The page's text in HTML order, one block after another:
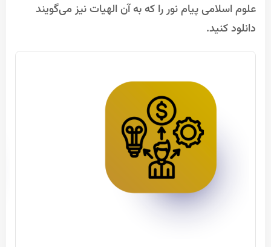
علوم اسلامی پیام نور را که به آن الهیات نیز می‌گویند
دانلود کنید.